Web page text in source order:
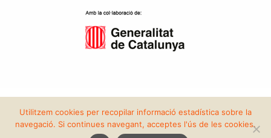
Copyright 2026 | Fira Sabadell | Condicions d'ús
Política de privacitat i
protecció de dades
Utilitzem cookies per recopilar informació estadística sobre la
navegació. Si continues navegant, acceptes l'ús de les cookies.